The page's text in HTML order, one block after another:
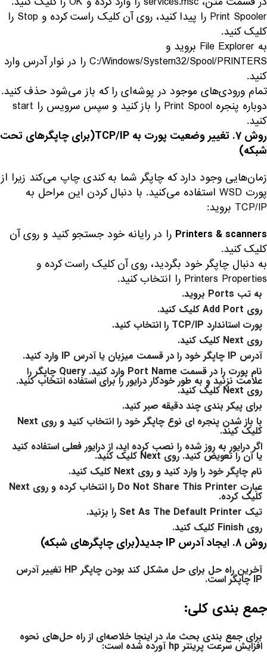
Print Spooler را پیدا کنید، روی آن کلیک راست کرده و Stop را
کلیک کنید.
به File Explorer بروید و
C:/Windows/System32/Spool/PRINTERS را در نوار آدرس وارد
کنید.
تمام ورودی‌های موجود در پوشه‌ای را که باز می‌شود حذف کنید.
دوباره پنجره Print Spool را باز کنید و سپس سرویس را start
کنید.
روش 7.
تغییر وضعیت پورت به TCP/IP(برای چاپگر‌های تحت
شبکه)
زمان‌هایی وجود دارد که چاپگر شما به کندی چاپ می‌کند زیرا از
پورت WSD استفاده می‌کنید. با دنبال کردن این مراحل به
TCP/IP بروید:
Printers & scanners را در رایانه خود جستجو کنید و روی آن
کلیک کنید.
به دنبال چاپگر خود بگردید، روی آن کلیک راست کرده و
Printers Properties را انتخاب کنید.
به تب Ports بروید.
روی Add Port کلیک کنید.
پورت استاندارد TCP/IP را انتخاب کنید.
روی Next کلیک کنید.
آدرس IP چاپگر خود را در قسمت میزبان یا آدرس IP وارد کنید.
نام پورت را در قسمت Port Name وارد کنید. Query چاپگر را
علامت نزنید و به طور خودکار درایور را برای استفاده انتخاب کنید.
روی Next کلیک کنید.
برای پیکر بندی چند دقیقه صبر کنید.
با باز شدن پنجره ای نوع چاپگر خود را انتخاب کنید و روی Next
کلیک کیند.
اگر درایور به روز شده را نصب کرده اید، از درایور فعلی استفاده کنید
یا آن را تعویض کنید. روی Next کلیک کنید.
نام چاپگر خود را وارد کنید و روی Next کلیک کنید.
عبارت Do Not Share This Printer را انتخاب کرده و روی Next
کلیک کرده.
تیک Set As The Default Printer را بزنید.
روی Finish کلیک کنید.
روش 8. ایجاد آدرس IP جدید(برای چاپگر‌های شبکه)
آخرین راه حل برای حل مشکل کند بودن چاپگر HP تغییر آدرس
IP چاپگر است.
جمع بندی کلی:
برای جمع بندی بحث ما، در اینجا خلاصه‌ای از راه حل‌های نحوه
افزایش سرعت پرینتر hp آورده شده است: